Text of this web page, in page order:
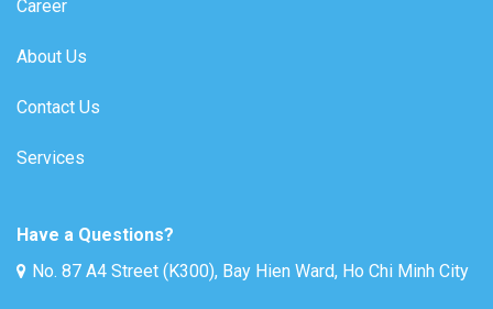
Career
About Us
Contact Us
Services
Have a Questions?
No. 87 A4 Street (K300), Bay Hien Ward, Ho Chi Minh City